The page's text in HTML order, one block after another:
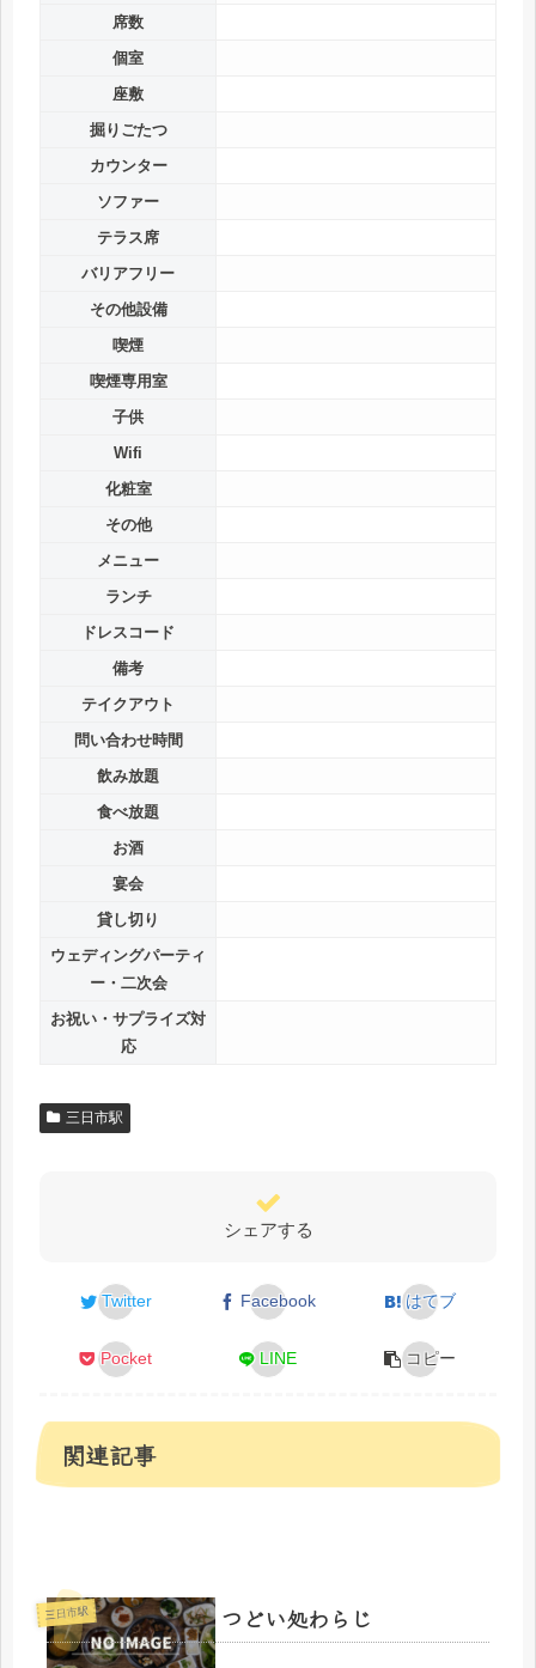
席数
個室
座敷
掘りごたつ
カウンター
ソファー
テラス席
バリアフリー
その他設備
喫煙
喫煙専用室
子供
Wifi
化粧室
その他
メニュー
ランチ
ドレスコード
備考
テイクアウト
問い合わせ時間
飲み放題
食べ放題
お酒
宴会
貸し切り
ウェディングパーティ
ー・二次会
お祝い・サプライズ対
応
三日市駅
シェアする
Twitter Facebook はてブ
Pocket LINE コピー
関連記事
三日市駅 つどい処わらじ